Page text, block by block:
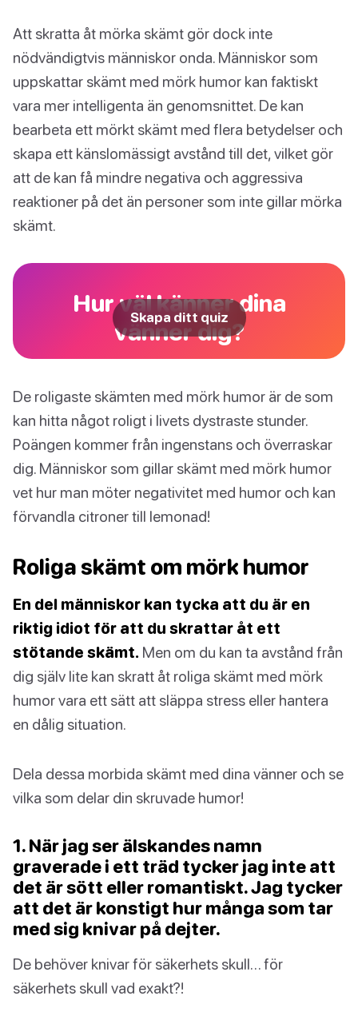
Att skratta åt mörka skämt gör dock inte
nödvändigtvis människor onda. Människor som
uppskattar skämt med mörk humor kan faktiskt
vara mer intelligenta än genomsnittet. De kan
bearbeta ett mörkt skämt med flera betydelser och
skapa ett känslomässigt avstånd till det, vilket gör
att de kan få mindre negativa och aggressiva
reaktioner på det än personer som inte gillar mörka
skämt.
Hur väl känner dina
vänner dig?
Skapa ditt quiz
De roligaste skämten med mörk humor är de som
kan hitta något roligt i livets dystraste stunder.
Poängen kommer från ingenstans och överraskar
dig. Människor som gillar skämt med mörk humor
vet hur man möter negativitet med humor och kan
förvandla citroner till lemonad!
Roliga skämt om mörk humor
En del människor kan tycka att du är en
riktig idiot för att du skrattar åt ett
stötande skämt. Men om du kan ta avstånd från
dig själv lite kan skratt åt roliga skämt med mörk
humor vara ett sätt att släppa stress eller hantera
en dålig situation.
Dela dessa morbida skämt med dina vänner och se
vilka som delar din skruvade humor!
1. När jag ser älskandes namn
graverade i ett träd tycker jag inte att
det är sött eller romantiskt. Jag tycker
att det är konstigt hur många som tar
med sig knivar på dejter.
De behöver knivar för säkerhets skull… för
säkerhets skull vad exakt?!